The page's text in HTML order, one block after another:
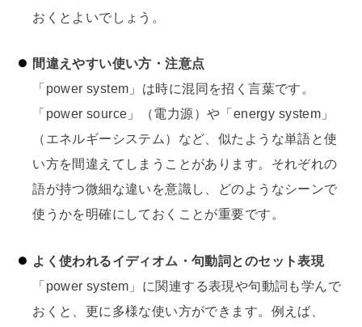
おくとよいでしょう。
間違えやすい使い方・注意点
「power system」は時に混同を招く言葉です。
「power source」（電力源）や「energy system」
（エネルギーシステム）など、似たような単語と使
い方を間違えてしまうことがあります。それぞれの
語が持つ微細な違いを意識し、どのようなシーンで
使うかを明確にしておくことが重要です。
よく使われるイディオム・句動詞とのセット表現
「power system」に関連する表現や句動詞も学んで
おくと、更に多様な使い方ができます。例えば、